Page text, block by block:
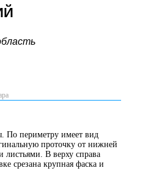
По периметру имеет вид
проточку от нижней
листьями. В верху справа
срезана крупная фаска и